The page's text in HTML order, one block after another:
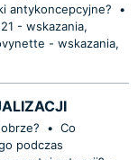
antykoncepcyjne?
•
- wskazania,
- wskazania,
• Co
podczas